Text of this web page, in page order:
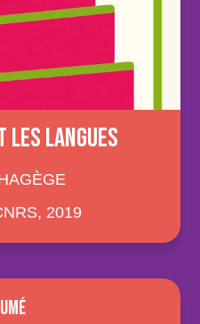
LES LANGUES
, 2019